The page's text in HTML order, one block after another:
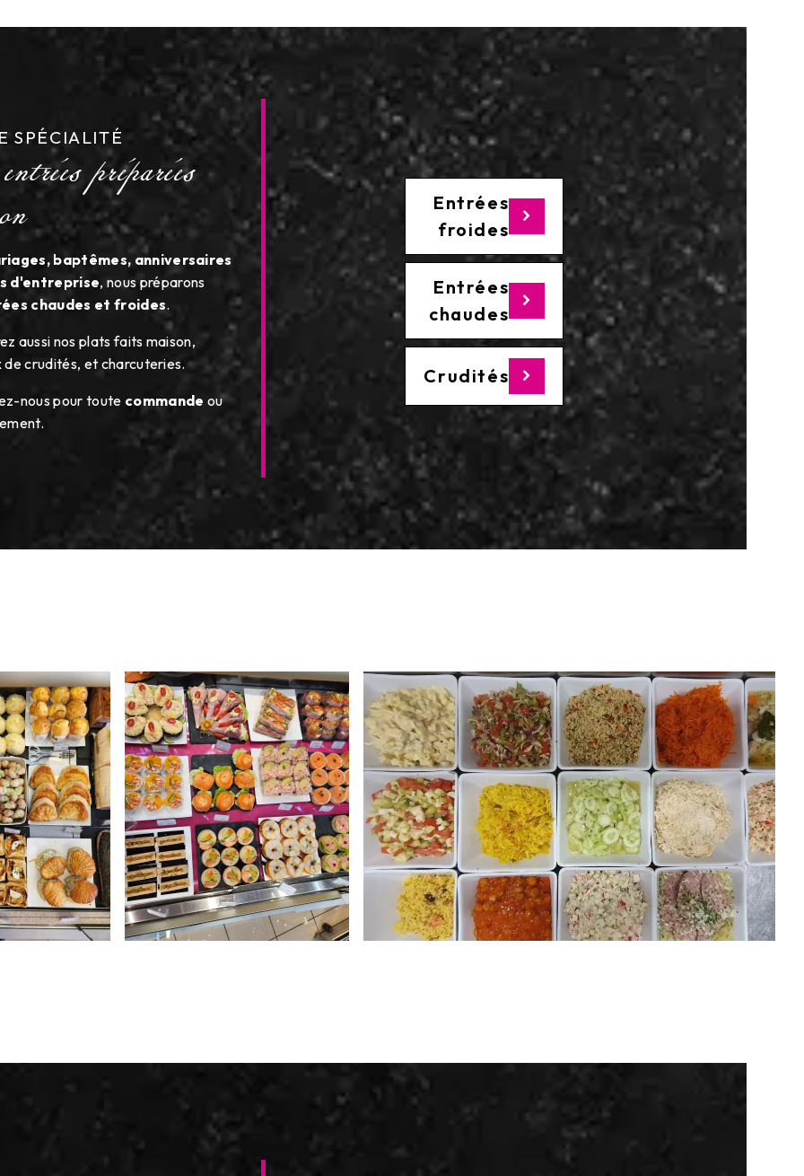
SPÉCIALITÉpréparées
baptêmes, anniversaires
d'entreprise, nous préparons
chaudes et froides.
aussi nos plats faits maison,
de crudités, et charcuteries.
nous pour toute commande ou
Entrées
froides
Entrées
chaudes
Crudités